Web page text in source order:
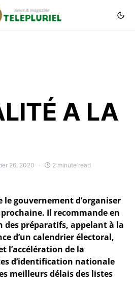
A LA
26, 2020 2 minute read
le gouvernement d’organiser
prochaine. Il recommande en
des préparatifs, appelant à la
d’un calendrier électoral,
l’accélération de la
d’identification nationale
meilleurs délais des listes